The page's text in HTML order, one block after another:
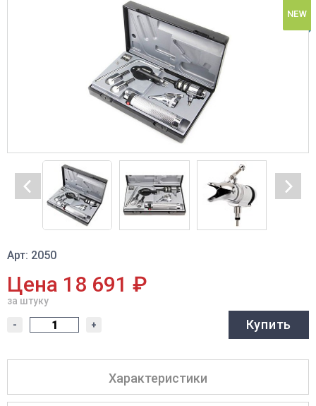
NEW
Арт: 2050
Цена 18 691 ₽
за штуку
- + Купить
Характеристики